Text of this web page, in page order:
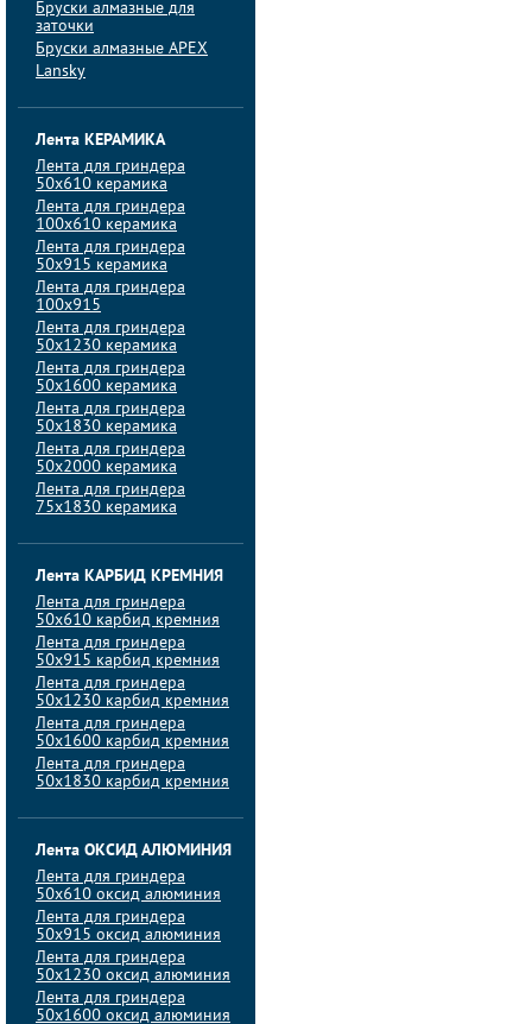
Бруски алмазные для
заточки
Бруски алмазные APEX
Lansky
Лента КЕРАМИКА
Лента для гриндера
50х610 керамика
Лента для гриндера
100х610 керамика
Лента для гриндера
50х915 керамика
Лента для гриндера
100х915
Лента для гриндера
50х1230 керамика
Лента для гриндера
50х1600 керамика
Лента для гриндера
50х1830 керамика
Лента для гриндера
50х2000 керамика
Лента для гриндера
75х1830 керамика
Лента КАРБИД КРЕМНИЯ
Лента для гриндера
50х610 карбид кремния
Лента для гриндера
50х915 карбид кремния
Лента для гриндера
50х1230 карбид кремния
Лента для гриндера
50х1600 карбид кремния
Лента для гриндера
50х1830 карбид кремния
Лента ОКСИД АЛЮМИНИЯ
Лента для гриндера
50х610 оксид алюминия
Лента для гриндера
50х915 оксид алюминия
Лента для гриндера
50х1230 оксид алюминия
Лента для гриндера
50х1600 оксид алюминия